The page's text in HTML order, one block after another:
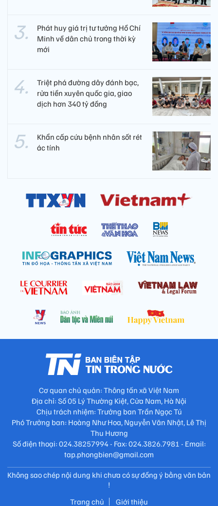
Phát huy giá trị tư tưởng Hồ Chí
Minh về dân chủ trong thời kỳ
mới
Triệt phá đường dây đánh bạc,
rửa tiền xuyên quốc gia, giao
dịch hơn 340 tỷ đồng
Khẩn cấp cứu bệnh nhân sốt rét
ác tính
Cơ quan chủ quản: Thông tấn xã Việt Nam
Địa chỉ: Số 05 Lý Thường Kiệt, Cửa Nam, Hà Nội
Chịu trách nhiệm: Trưởng ban Trần Ngọc Tú
Phó Trưởng ban: Hoàng Như Hoa, Nguyễn Văn Nhật, Lê Thị
Thu Hương
Số điện thoại: 024.38257994 - Fax: 024.3826.7981 - Email:
tap.phongbien@gmail.com
Không sao chép nội dung khi chưa có sự đồng ý bằng văn bản
!
Trang chủ
Giới thiệu